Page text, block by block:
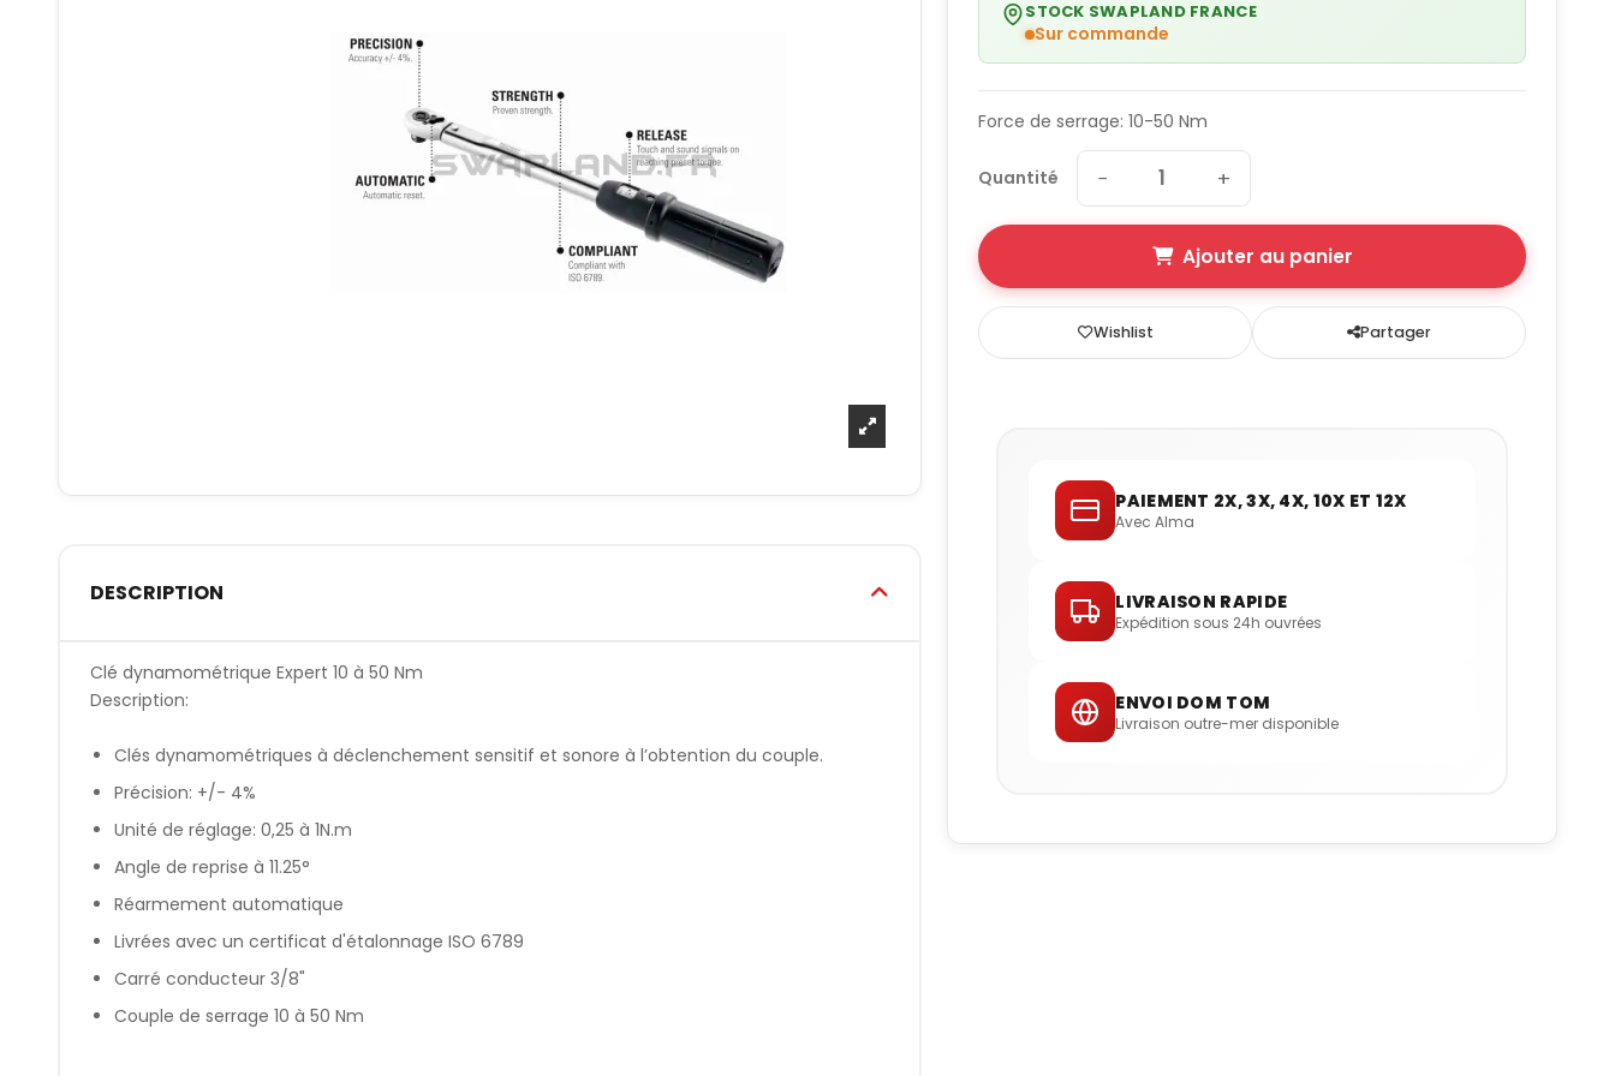
DESCRIPTION
Clé dynamométrique Expert 10 à 50 Nm
Description:
Clés dynamométriques à déclenchement sensitif et sonore à l’obtention du couple.
Précision: +/- 4%
Unité de réglage: 0,25 à 1N.m
Angle de reprise à 11.25°
Réarmement automatique
Livrées avec un certificat d'étalonnage ISO 6789
Carré conducteur 3/8"
Couple de serrage 10 à 50 Nm
STOCK SWAPLAND FRANCE
Sur commande
Force de serrage: 10-50 Nm
Quantité − +
Ajouter au panier
Wishlist Partager
PAIEMENT 2X, 3X, 4X, 10X ET 12X
Avec Alma
LIVRAISON RAPIDE
Expédition sous 24h ouvrées
ENVOI DOM TOM
Livraison outre-mer disponible